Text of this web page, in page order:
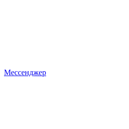
Мессенджер